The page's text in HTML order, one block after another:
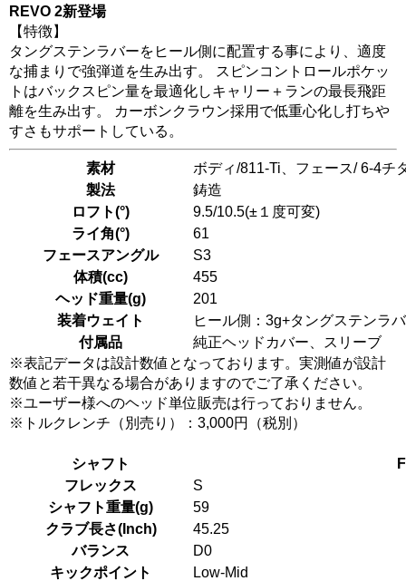
REVO 2新登場
【特徴】
タングステンラバーをヒール側に配置する事により、適度
な捕まりで強弾道を生み出す。 スピンコントロールポケッ
トはバックスピン量を最適化しキャリー＋ランの最長飛距
離を生み出す。 カーボンクラウン採用で低重心化し打ちや
すさもサポートしている。
素材
ボディ/811-Ti、フェース/ 6-4チ
製法
鋳造
ロフト(°)
9.5/10.5(±１度可変)
ライ角(°)
61
フェースアングル
S3
体積(cc)
455
ヘッド重量(g)
201
装着ウェイト
ヒール側：3g+タングステンラ
付属品
純正ヘッドカバー、スリーブ
※表記データは設計数値となっております。実測値が設計
数値と若干異なる場合がありますのでご了承ください。
※ユーザー様へのヘッド単位販売は行っておりません。
※トルクレンチ（別売り）：3,000円（税別）
シャフト
フレックス
S
シャフト重量(g)
59
クラブ長さ(Inch)
45.25
バランス
D0
キックポイント
Low-Mid